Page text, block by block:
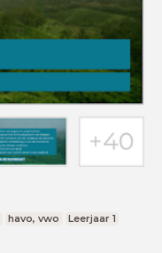
havo, vwo Leerjaar 1